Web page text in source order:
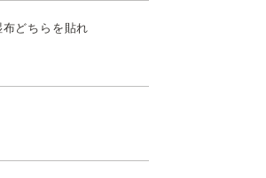
どちらを貼れ